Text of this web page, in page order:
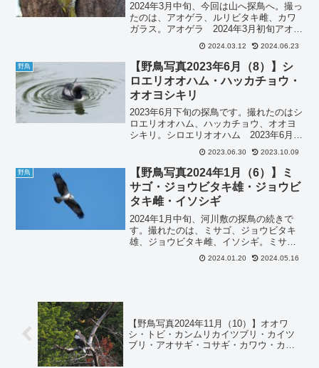
2024年3月中旬、今回は山へ探鳥へ。撮っ
たのは、アオゲラ、ルリビタキ雌、カワ
ガラス。アオゲラ 2024年3月初旬アオゲ
ラです。OM-D E-M5 MarkⅢ, ED100-
400mmOM-D E-M5 MarkⅢ, ED100-
400mm...
2024.03.12 2024.06.23
野鳥
【野鳥写真2023年6月（8）】シ
ロエリオオハム・ハッカチョウ・
オオヨシキリ
2023年6月下旬の探鳥です。撮れたのはシ
ロエリオオハム、ハッカチョウ、オオヨ
シキリ。シロエリオオハム 2023年6月珍
しい鳥が取れました。アビ目、アビ科、
アビ属のシロエリオオハム。糞は決まっ
た陸で行うようで、綺麗好きな野鳥のよ
うです。シロ...
2023.06.30 2023.10.09
野鳥
【野鳥写真2024年1月（6）】ミ
サゴ・ジョウビタキ雄・ジョウビ
タキ雌・イソシギ
2024年1月中旬、河川敷の探鳥の続きで
す。撮れたのは、ミサゴ、ジョウビタキ
雄、ジョウビタキ雌、イソシギ。ミサ
ゴ 2024年1月中旬ミサゴです。OM-D E-
M5 MarkⅢ, ED100-400mm+MC14OM-D
2024.01.20 2024.05.16
【野鳥写真2024年11月（10）】オオワ
シ・トビ・カンムリカイツブリ・カイツ
ブリ・アオサギ・コサギ・カワウ・カワ